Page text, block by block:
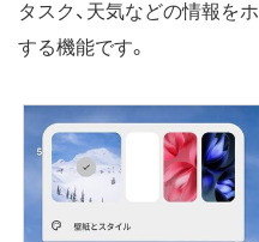
タスク、天気などの情報を
する機能です。